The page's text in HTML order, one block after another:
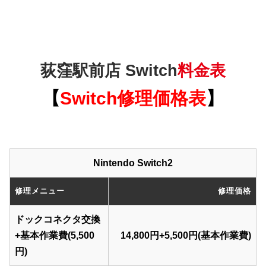
荻窪駅前店 Switch料金表
【Switch修理価格表】
Nintendo Switch2
修理メニュー 修理価格
ドックコネクタ交換
+基本作業費(5,500
円)
14,800円+5,500円(基本作業費)